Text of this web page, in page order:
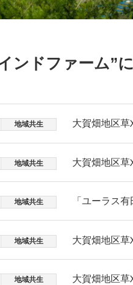
ンドファーム”
地域共生 大賀畑地区草
地域共生 大賀畑地区草
地域共生 「ユーラス
地域共生 大賀畑地区草
地域共生 大賀畑地区草